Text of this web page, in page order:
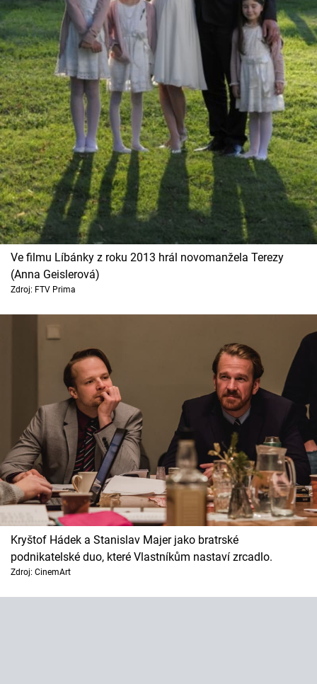
Sledujte prima+
Filmový festival Karlovy Vary
Pořady
Mámy sobě
Přihlášení
Sledujte nás
Ve filmu Líbánky z roku 2013 hrál novomanžela Terezy
(Anna Geislerová)
Zdroj: FTV Prima
Kryštof Hádek a Stanislav Majer jako bratrské
podnikatelské duo, které Vlastníkům nastaví zrcadlo.
Zdroj: CinemArt